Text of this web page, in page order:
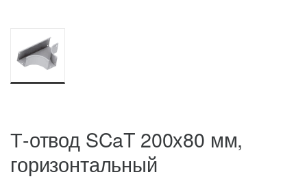
Т-отвод SCaT 200х80 мм,
горизонтальный